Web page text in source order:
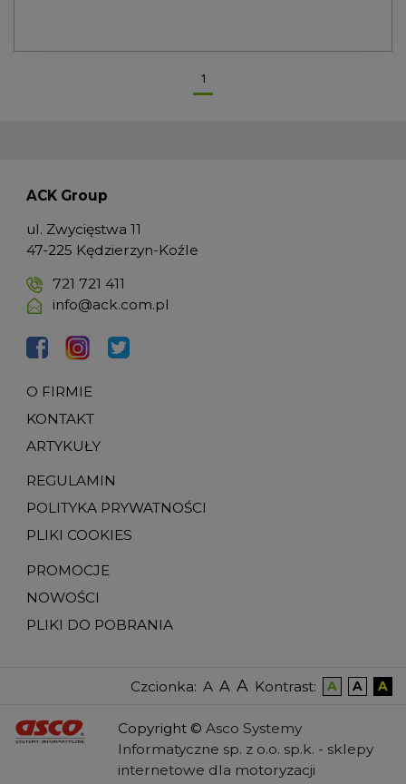
1
ACK Group
ul. Zwycięstwa 11
47-225 Kędzierzyn-Koźle
721 721 411
info@ack.com.pl
O FIRMIE
KONTAKT
ARTYKUŁY
REGULAMIN
POLITYKA PRYWATNOŚCI
PLIKI COOKIES
PROMOCJE
NOWOŚCI
PLIKI DO POBRANIA
Czcionka: A A A Kontrast: A A A
Copyright © Asco Systemy
Informatyczne sp. z o.o. sp.k. - sklepy
internetowe dla motoryzacji